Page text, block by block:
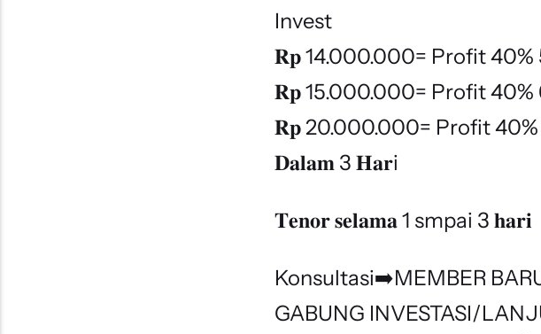
Invest
𝐑𝐩 14.000.000= Profit 40%
𝐑𝐩 15.000.000= Profit
𝐑𝐩 20.000.000= Profit
𝐃𝐚𝐥𝐚𝐦 3 𝐇𝐚𝐫i
𝐓𝐞𝐧𝐨𝐫 𝐬𝐞𝐥𝐚𝐦𝐚 1 smpai 3 𝐡𝐚𝐫𝐢
Konsultasi➡️MEMBER
GABUNG INVESTASI/